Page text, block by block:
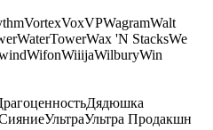
VortexVoxVPWagramWalt
WaterTowerWax 'N StacksWe
WifonWiiijaWilburyWin
Дядюшка
УльтраУльтра Продакшн